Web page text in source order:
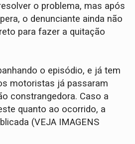
o problema, mas após
o denunciante ainda não
para fazer a quitação
o episódio, e já tem
motoristas já passaram
constrangedora. Caso a
quanto ao ocorrido, a
(VEJA IMAGENS